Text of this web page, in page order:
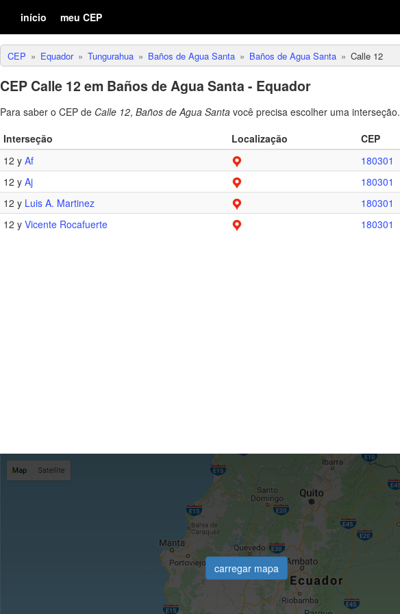
início meu CEP
CEP Equador Tungurahua Baños de Agua Santa Baños de Agua Santa Calle 12
CEP Calle 12 em Baños de Agua Santa - Equador
Para saber o CEP de Calle 12, Baños de Agua Santa você precisa escolher uma interseção.
Interseção
Localização CEP
12 y Af
180301
12 y Aj
180301
12 y Luis A. Martinez
180301
12 y Vicente Rocafuerte 180301
carregar mapa